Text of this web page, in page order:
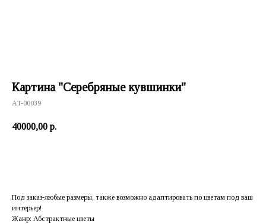
Картина "Серебряные кувшинки"
AT-00039
40000,00 р.
Под заказ-любые размеры, также возможно адаптировать по цветам под ваш
интерьер!
Жанр: Абстрактные цветы